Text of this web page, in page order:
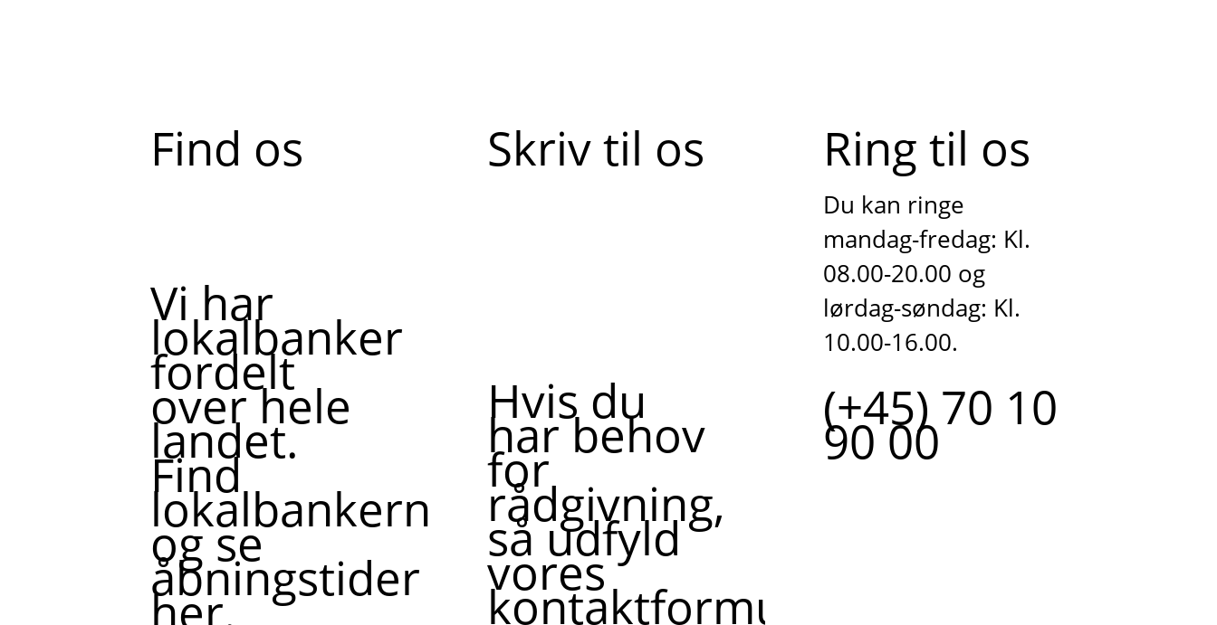
Find os
Vi har
lokalbanker
fordelt
over hele
landet.
Find
lokalbankerne,
og se
åbningstider
her.
Skriv til os
Hvis du
har behov
for
rådgivning,
så udfyld
vores
kontaktformular.
Ring til os
Du kan ringe
mandag-fredag: Kl.
08.00-20.00 og
lørdag-søndag: Kl.
10.00-16.00.
(+45) 70 10
90 00